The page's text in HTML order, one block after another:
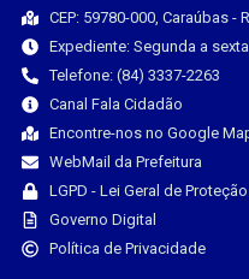
CEP: 59780-000, Caraúbas -
Expediente: Segunda a
Telefone: (84) 3337-2263
Canal Fala Cidadão
Encontre-nos no Google
WebMail da Prefeitura
LGPD - Lei Geral de
Governo Digital
Política de Privacidade